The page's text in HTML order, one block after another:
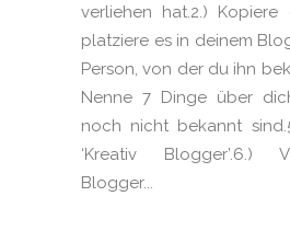
verliehen hat.2.)
platziere es in deinem
Person, von der du ihn
Nenne 7 Dinge über
noch nicht bekannt
‘Kreativ Blogger’.6.)
Blogger...